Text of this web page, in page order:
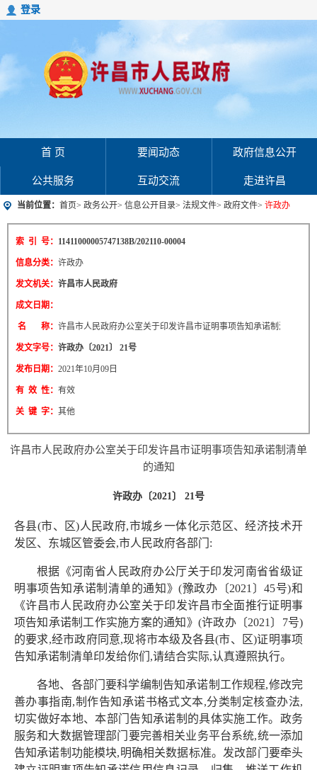
登录
首 页 要闻动态 政府信息公开
公共服务 互动交流 走进许昌
当前位置： 首页> 政务公开> 信息公开目录> 法规文件> 政府文件> 许政办
索 引 号： 11411000005747138B/202110-00004
信息分类： 许政办
发文机关： 许昌市人民政府
成文日期：
名 称： 许昌市人民政府办公室关于印发许昌市证明事项告知承诺制清单的通
发文字号： 许政办〔2021〕 21号
发布日期： 2021年10月09日
有 效 性： 有效
关 键 字： 其他
许昌市人民政府办公室关于印发许昌市证明事项告知承诺制清单
的通知
许政办〔2021〕 21号
各县(市、区)人民政府,市城乡一体化示范区、经济技术开
发区、东城区管委会,市人民政府各部门:
根据《河南省人民政府办公厅关于印发河南省省级证
明事项告知承诺制清单的通知》(豫政办〔2021〕45号)和
《许昌市人民政府办公室关于印发许昌市全面推行证明事
项告知承诺制工作实施方案的通知》(许政办〔2021〕7号)
的要求,经市政府同意,现将市本级及各县(市、区)证明事项
告知承诺制清单印发给你们,请结合实际,认真遵照执行。
各地、各部门要科学编制告知承诺制工作规程,修改完
善办事指南,制作告知承诺书格式文本,分类制定核查办法,
切实做好本地、本部门告知承诺制的具体实施工作。政务
服务和大数据管理部门要完善相关业务平台系统,统一添加
告知承诺制功能模块,明确相关数据标准。发改部门要牵头